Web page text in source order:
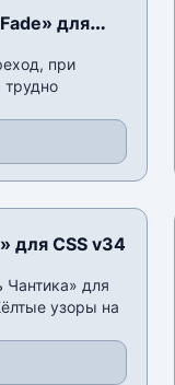
для
при
для CSS v34
Чантика» для
узоры на